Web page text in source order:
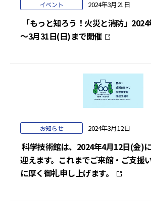
2024年3月21日
イベント
「もっと知ろう！火災と消防」
～3月31日(日)まで開催
2024年3月12日
お知らせ
科学技術館は、2024年4月12日(金)
迎えます。これまでご来館・ご支援
に厚く御礼申し上げます。